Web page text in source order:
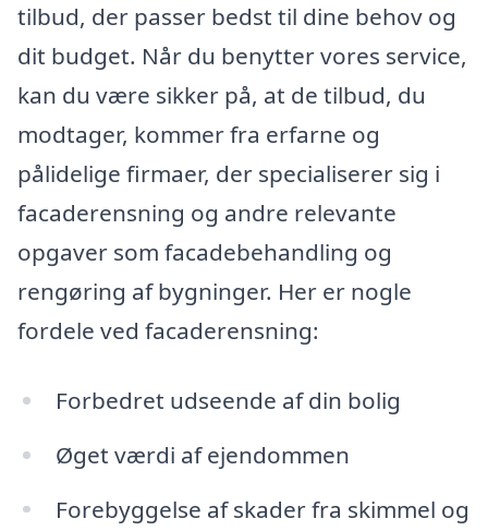
tilbud, der passer bedst til dine behov og
dit budget. Når du benytter vores service,
kan du være sikker på, at de tilbud, du
modtager, kommer fra erfarne og
pålidelige firmaer, der specialiserer sig i
facaderensning og andre relevante
opgaver som facadebehandling og
rengøring af bygninger. Her er nogle
fordele ved facaderensning:
Forbedret udseende af din bolig
Øget værdi af ejendommen
Forebyggelse af skader fra skimmel og